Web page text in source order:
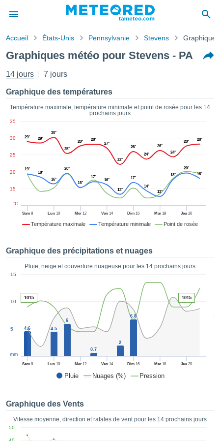
de
a
par
des
Vous
en
:
de
des
de très
CONTINUER
PARAMÈTRES
Accueil États-Unis Pennsylvanie Stevens
Graphiques météo pour Stevens - PA
14 jours 7 jours
Graphique des températures
Température maximale, température minimale et point de rosée pour les 14
prochains jours
Température maximale Température minimale Point de rosée
Sam8 Lun 10 Mer12 Ven14 Dim 16 Mar18 Jeu 20
15
20
25
30
35
°C
29° 29°
30°
25°
28°
28°
27°
22°
26°
24°
26°
24°
28° 28°
19°
18°
16°
20°
15°
17°
16°
13°
17°
14°
13°
18°
20°
18°
Graphique des précipitations et nuages
Pluie, neige et couverture nuageuse pour les 14 prochains jours
Pluie Nuages (%) Pression
50
Sam8 Lun 10 Mer12 Ven14 Dim 16 Mar18 Jeu 20
5
10
15
mm
4.6 4.5
6
0.7
2
6.8
1015 1015
Graphique des Vents
Vitesse moyenne, direction et rafales de vent pour les 14 prochains jours
50